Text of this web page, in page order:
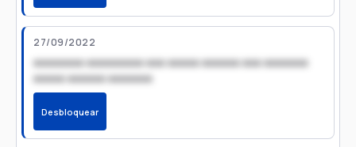
27/09/2022
xxxxxxxx xxxxxxxxx xxx xxxxx xxxxxx xxx xxxxxxx
xxxxx xxxxxx xxxxxxx
Desbloquear